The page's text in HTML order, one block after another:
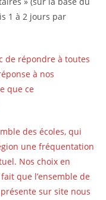
1 à 2 jours par
de répondre à toutes
à nos
que ce
des écoles, qui
une fréquentation
Nos choix en
que l’ensemble de
sur site nous